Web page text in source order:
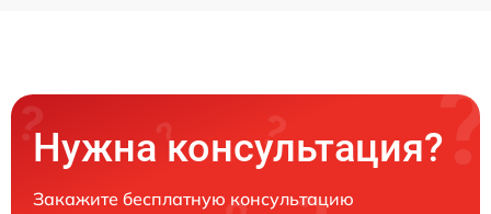
Нужна консультация?
Закажите бесплатную консультацию